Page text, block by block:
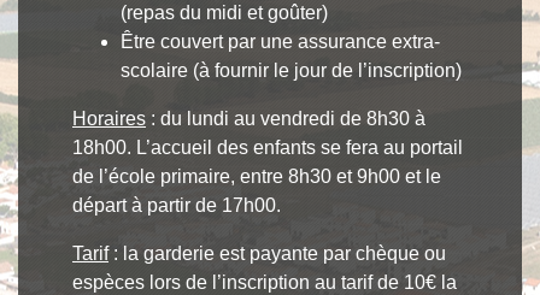
(repas du midi et goûter)
Être couvert par une assurance extra-
scolaire (à fournir le jour de l’inscription)
Horaires : du lundi au vendredi de 8h30 à
18h00. L’accueil des enfants se fera au portail
de l’école primaire, entre 8h30 et 9h00 et le
départ à partir de 17h00.
Tarif: la garderie est payante par chèque ou
espèces lors de l’inscription au tarif de 10€ la